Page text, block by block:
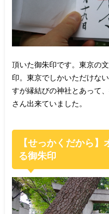
頂いた御朱印です。東京の
印。東京でしかいただけな
すが縁結びの神社とあって
さん出来ていました。
【せっかくだから
る御朱印